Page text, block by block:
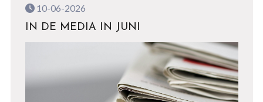
10-06-2026
IN DE MEDIA IN JUNI